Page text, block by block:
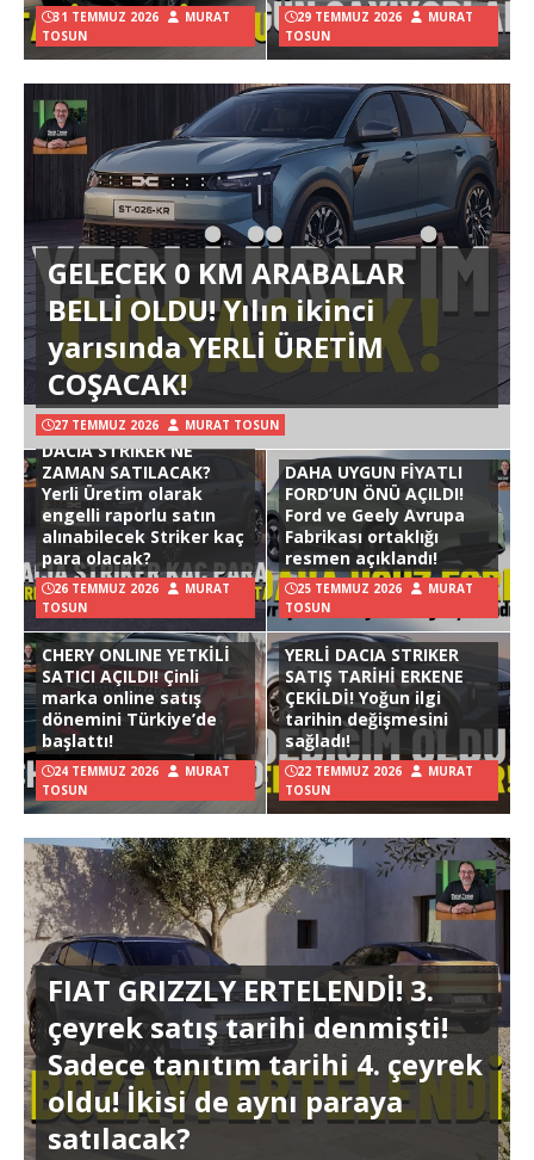
31 TEMMUZ 2026
MURAT
TOSUN
29 TEMMUZ 2026
MURAT
TOSUN
GELECEK 0 KM ARABALAR
BELLİ OLDU! Yılın ikinci
yarısında YERLİ ÜRETİM
COŞACAK!
27 TEMMUZ 2026 MURAT TOSUN
DACIA STRIKER NE
ZAMAN SATILACAK?
Yerli Üretim olarak
engelli raporlu satın
alınabilecek Striker kaç
para olacak?
26 TEMMUZ 2026
MURAT
TOSUN
DAHA UYGUN FİYATLI
FORD’UN ÖNÜ AÇILDI!
Ford ve Geely Avrupa
Fabrikası ortaklığı
resmen açıklandı!
25 TEMMUZ 2026
MURAT
TOSUN
CHERY ONLINE YETKİLİ
SATICI AÇILDI! Çinli
marka online satış
dönemini Türkiye’de
başlattı!
24 TEMMUZ 2026
MURAT
TOSUN
YERLİ DACIA STRIKER
SATIŞ TARİHİ ERKENE
ÇEKİLDİ! Yoğun ilgi
tarihin değişmesini
sağladı!
22 TEMMUZ 2026
MURAT
TOSUN
FIAT GRIZZLY ERTELENDİ! 3.
çeyrek satış tarihi denmişti!
Sadece tanıtım tarihi 4. çeyrek
oldu! İkisi de aynı paraya
satılacak?